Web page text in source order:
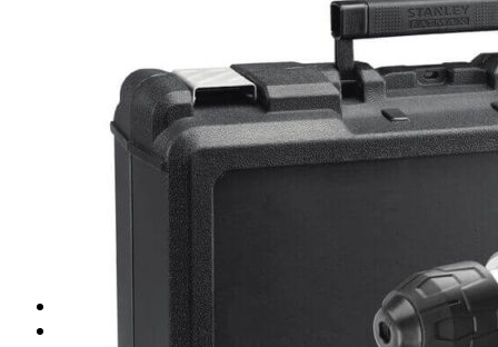
Placas de escayola
Placas metálicas
Placas de yeso laminado
Placas de fibra de vidrio
Placas de fibra mineral
Placas de vinilo
Perfilería para techos
Perfiles para techo desmontable
Perfiles para techo fijo
Accesorios para techo
Pastas para techo
TRASDOSADOS